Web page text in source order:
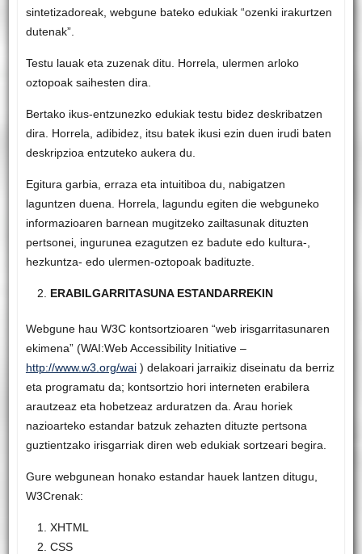
sintetizadoreak, webgune bateko edukiak “ozenki irakurtzen
dutenak”.
Testu lauak eta zuzenak ditu. Horrela, ulermen arloko
oztopoak saihesten dira.
Bertako ikus-entzunezko edukiak testu bidez deskribatzen
dira. Horrela, adibidez, itsu batek ikusi ezin duen irudi baten
deskripzioa entzuteko aukera du.
Egitura garbia, erraza eta intuitiboa du, nabigatzen
laguntzen duena. Horrela, lagundu egiten die webguneko
informazioaren barnean mugitzeko zailtasunak dituzten
pertsonei, ingurunea ezagutzen ez badute edo kultura-,
hezkuntza- edo ulermen-oztopoak badituzte.
ERABILGARRITASUNA ESTANDARREKIN
Webgune hau W3C kontsortzioaren “web irisgarritasunaren
ekimena” (WAI:Web Accessibility Initiative –
http://www.w3.org/wai) delakoari jarraikiz diseinatu da berriz
eta programatu da; kontsortzio hori interneten erabilera
arautzeaz eta hobetzeaz arduratzen da. Arau horiek
nazioarteko estandar batzuk zehazten dituzte pertsona
guztientzako irisgarriak diren web edukiak sortzeari begira.
Gure webgunean honako estandar hauek lantzen ditugu,
W3Crenak:
XHTML
CSS